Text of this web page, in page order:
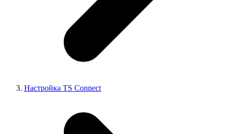
Настройка TS Connect